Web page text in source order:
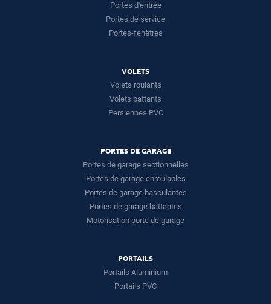
Portes d'entrée
Portes de service
Portes-fenêtres
VOLETS
Volets roulants
Volets battants
Persiennes PVC
PORTES DE GARAGE
Portes de garage sectionnelles
Portes de garage enroulables
Portes de garage basculantes
Portes de garage battantes
Motorisation porte de garage
PORTAILS
Portails Aluminium
Portails PVC